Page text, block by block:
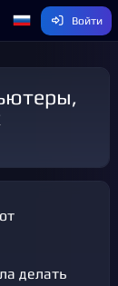
Войти
делать